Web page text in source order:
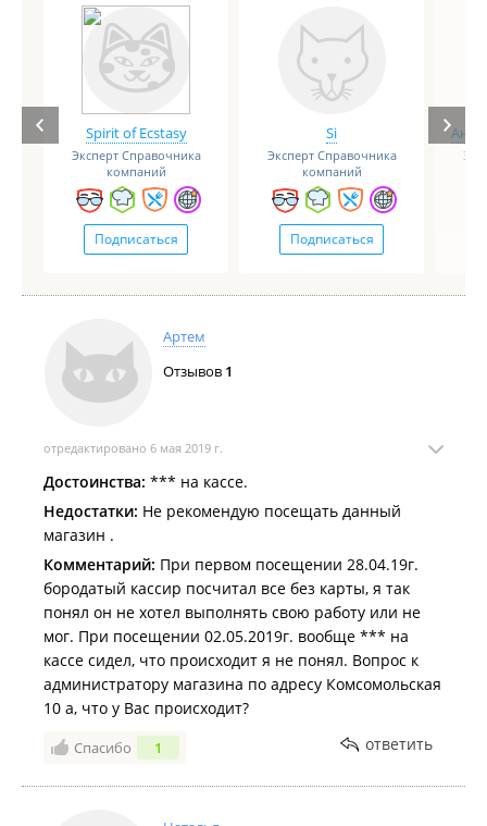
Spirit of Ecstasy
Эксперт Справочника
компаний
Подписаться
Si
Эксперт Справочника
компаний
Подписаться
Артем
Отзывов 1
отредактировано 6 мая 2019 г.
Достоинства: *** на кассе.
Недостатки: Не рекомендую посещать данный
магазин .
Комментарий: При первом посещении 28.04.19г.
бородатый кассир посчитал все без карты, я так
понял он не хотел выполнять свою работу или не
мог. При посещении 02.05.2019г. вообще *** на
кассе сидел, что происходит я не понял. Вопрос к
администратору магазина по адресу Комсомольская
10 а, что у Вас происходит?
Спасибо 1 ответить